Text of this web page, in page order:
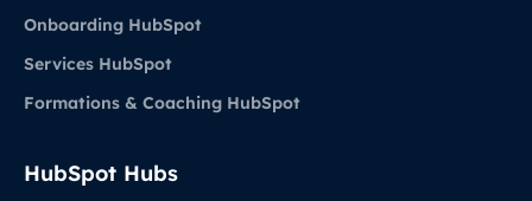
Onboarding HubSpot
Services HubSpot
Formations & Coaching HubSpot
HubSpot Hubs